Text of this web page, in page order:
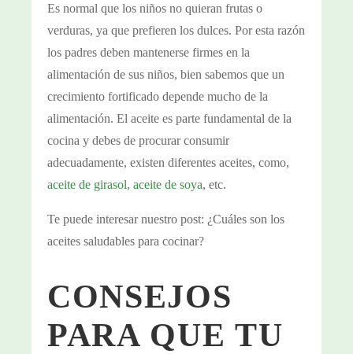
Es normal que los niños no quieran frutas o
verduras, ya que prefieren los dulces. Por esta razón
los padres deben mantenerse firmes en la
alimentación de sus niños, bien sabemos que un
crecimiento fortificado depende mucho de la
alimentación. El aceite es parte fundamental de la
cocina y debes de procurar consumir
adecuadamente, existen diferentes aceites, como,
aceite de girasol, aceite de soya, etc.
Te puede interesar nuestro post: ¿Cuáles son los
aceites saludables para cocinar?
CONSEJOS
PARA QUE TU